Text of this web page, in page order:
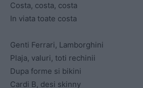
Costa, costa, costa
In viata toate costa
Genti Ferrari, Lamborghini
Plaja, valuri, toti rechinii
Dupa forme si bikini
Cardi B, desi skinny